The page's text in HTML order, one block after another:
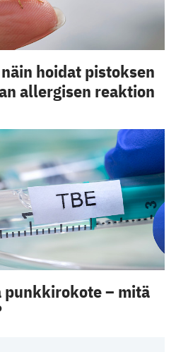
hoidat pistoksen
allergisen reaktion
punkkirokote – mitä